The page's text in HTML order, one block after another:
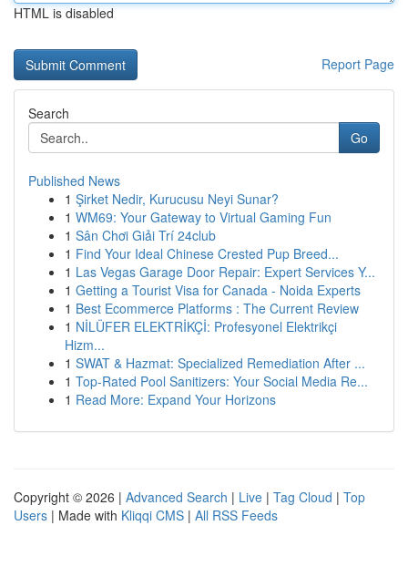
HTML is disabled
Report Page
Search
Go
Published News
1 Şirket Nedir, Kurucusu Neyi Sunar?
1 WM69: Your Gateway to Virtual Gaming Fun
1 Sân Chơi Giải Trí 24club
1 Find Your Ideal Chinese Crested Pup Breed...
1 Las Vegas Garage Door Repair: Expert Services Y...
1 Getting a Tourist Visa for Canada - Noida Experts
1 Best Ecommerce Platforms : The Current Review
1 NİLÜFER ELEKTRİKÇİ: Profesyonel Elektrikçi
Hizm...
1 SWAT & Hazmat: Specialized Remediation After ...
1 Top-Rated Pool Sanitizers: Your Social Media Re...
1 Read More: Expand Your Horizons
Copyright © 2026 | Advanced Search | Live | Tag Cloud | Top
Users | Made with Kliqqi CMS | All RSS Feeds